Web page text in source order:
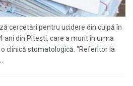
cercetări pentru ucidere din culpă în
ani din Piteşti, care a murit în urma
clinică stomatologică. "Referitor la